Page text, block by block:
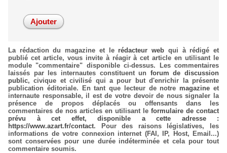
La rédaction du magazine et le rédacteur web qui à rédigé et
publié cet article, vous invite à réagir à cet article en utilisant le
module "commentaire" disponible ci-dessus. Les commentaires
laissés par les internautes constituent un forum de discussion
public, civique et civilisé qui a pour but d'enrichir la présente
publication éditoriale. En tant que lecteur de notre magazine et
internaute responsable, il est de votre devoir de nous signaler la
présence de propos déplacés ou offensants dans les
commentaires de nos articles en utilisant le formulaire de contact
prévu à cet effet, disponible a cette adresse :
https://www.azart.fr/contact. Pour des raisons législatives, les
informations de votre connexion internet (FAI, IP, Host, Email...)
sont conservées pour une durée indéterminée et cela pour tout
commentaire soumis.